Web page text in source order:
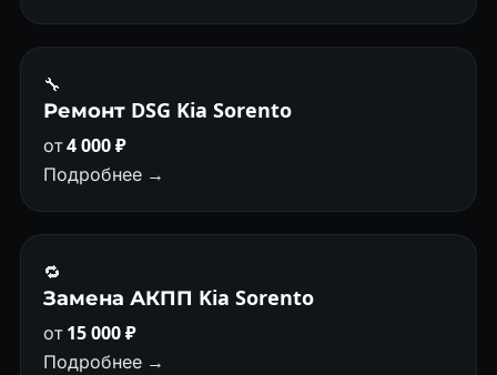
🔧
Ремонт DSG Kia Sorento
от4 000 ₽
Подробнее →
🔁
Замена АКПП Kia Sorento
от15 000 ₽
Подробнее →